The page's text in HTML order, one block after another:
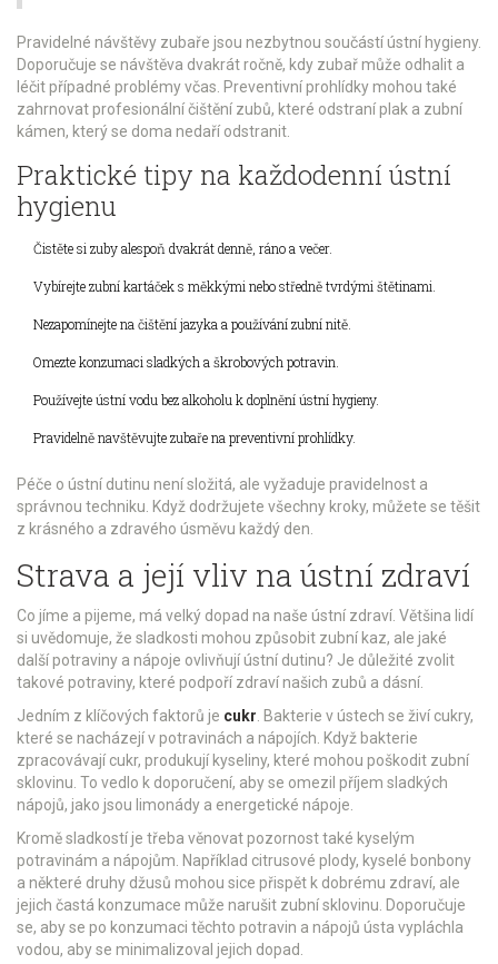
Pravidelné návštěvy zubaře jsou nezbytnou součástí ústní hygieny.
Doporučuje se návštěva dvakrát ročně, kdy zubař může odhalit a
léčit případné problémy včas. Preventivní prohlídky mohou také
zahrnovat profesionální čištění zubů, které odstraní plak a zubní
kámen, který se doma nedaří odstranit.
Praktické tipy na každodenní ústní
hygienu
Čistěte si zuby alespoň dvakrát denně, ráno a večer.
Vybírejte zubní kartáček s měkkými nebo středně tvrdými štětinami.
Nezapomínejte na čištění jazyka a používání zubní nitě.
Omezte konzumaci sladkých a škrobových potravin.
Používejte ústní vodu bez alkoholu k doplnění ústní hygieny.
Pravidelně navštěvujte zubaře na preventivní prohlídky.
Péče o ústní dutinu není složitá, ale vyžaduje pravidelnost a
správnou techniku. Když dodržujete všechny kroky, můžete se těšit
z krásného a zdravého úsměvu každý den.
Strava a její vliv na ústní zdraví
Co jíme a pijeme, má velký dopad na naše ústní zdraví. Většina lidí
si uvědomuje, že sladkosti mohou způsobit zubní kaz, ale jaké
další potraviny a nápoje ovlivňují ústní dutinu? Je důležité zvolit
takové potraviny, které podpoří zdraví našich zubů a dásní.
Jedním z klíčových faktorů je cukr. Bakterie v ústech se živí cukry,
které se nacházejí v potravinách a nápojích. Když bakterie
zpracovávají cukr, produkují kyseliny, které mohou poškodit zubní
sklovinu. To vedlo k doporučení, aby se omezil příjem sladkých
nápojů, jako jsou limonády a energetické nápoje.
Kromě sladkostí je třeba věnovat pozornost také kyselým
potravinám a nápojům. Například citrusové plody, kyselé bonbony
a některé druhy džusů mohou sice přispět k dobrému zdraví, ale
jejich častá konzumace může narušit zubní sklovinu. Doporučuje
se, aby se po konzumaci těchto potravin a nápojů ústa vypláchla
vodou, aby se minimalizoval jejich dopad.